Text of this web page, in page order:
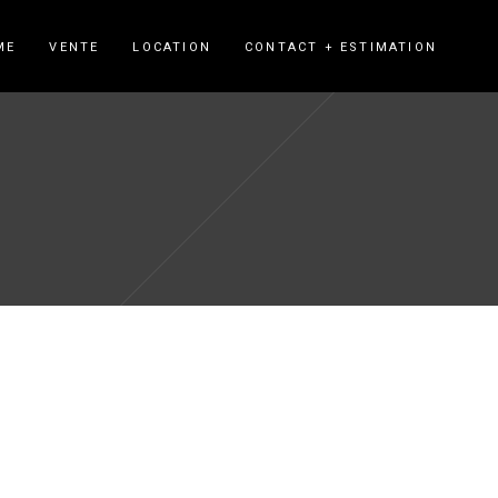
VENTE LOCATION CONTACT + ESTIMATION